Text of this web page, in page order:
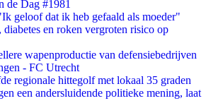
de Dag #1981
geloof dat ik heb gefaald als moeder"
en roken vergroten risico op
wapenproductie van defensiebedrijven
- FC Utrecht
regionale hittegolf met lokaal 35 graden
een andersluidende politieke mening, laat